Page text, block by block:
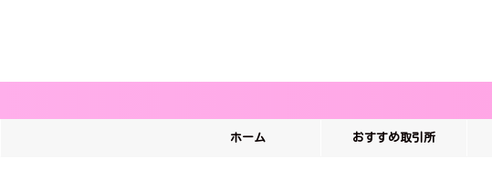
ホーム おすすめ取引所